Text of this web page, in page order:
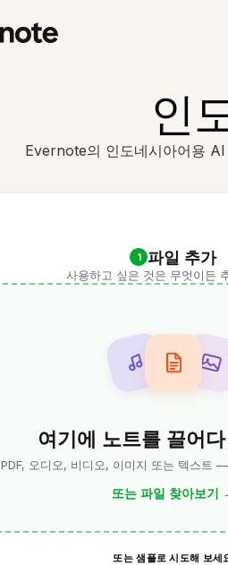
인
Evernote의 인도네시아어용
1 파일 추가
사용하고 싶은 것은 무엇이든
여기에 노트를 끌어
PDF, 오디오, 비디오, 이미지 또는 텍스트
또는 파일 찾아보기
또는 샘플로 시도해 보세